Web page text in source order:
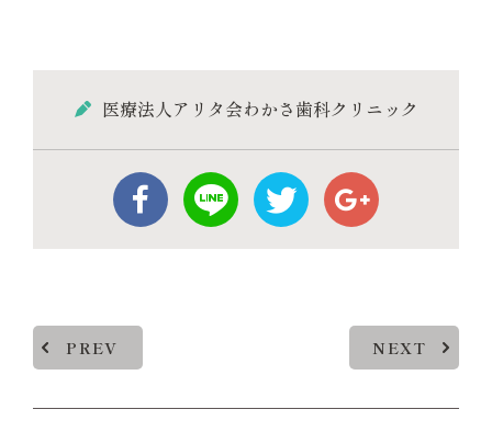
医療法人アリタ会わかさ歯科クリニック
PREV NEXT